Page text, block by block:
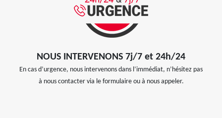
NOUS INTERVENONS 7j/7 et 24h/24
En cas d’urgence, nous intervenons dans l’immédiat, n’hésitez pas
à nous contacter via le formulaire ou à nous appeler.